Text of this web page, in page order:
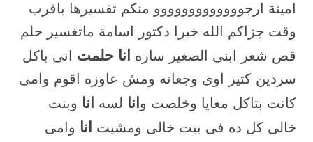
امينة ارجووووووووووووو منكم تفسيرها باقرب
وقت جزاكم الله خيرا دكتور اسامة ماتغسير حلم
قص شعر ابنى الصغير ساره
انا حلمت انى باكل
سردين كتير اوى وجعانه ومش عاوزه اقوم وامى
كانت بتاكل معايا وخلصت و انا لسه انا وبنت
خالى كل ده فى بيت خالى ومشيت
انا وامى